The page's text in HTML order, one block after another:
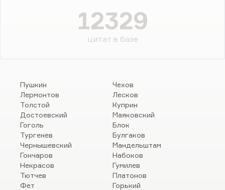
12329
цитат в базе
Пушкин
Лермонтов
Толстой
Достоевский
Гоголь
Тургенев
Чернышевский
Гончаров
Некрасов
Тютчев
Фет
Чехов
Лесков
Куприн
Маяковский
Блок
Булгаков
Мандельштам
Набоков
Гумилев
Платонов
Горький